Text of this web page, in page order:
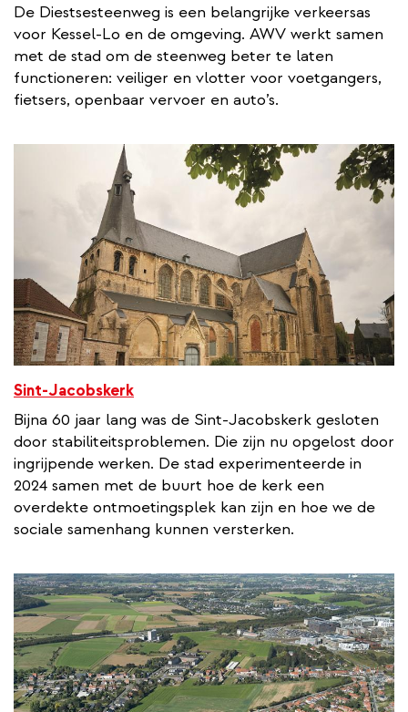
De Diestsesteenweg is een belangrijke verkeersas
voor Kessel-Lo en de omgeving. AWV werkt samen
met de stad om de steenweg beter te laten
functioneren: veiliger en vlotter voor voetgangers,
fietsers, openbaar vervoer en auto’s.
Sint-Jacobskerk
Bijna 60 jaar lang was de Sint-Jacobskerk gesloten
door stabiliteitsproblemen. Die zijn nu opgelost door
ingrijpende werken. De stad experimenteerde in
2024 samen met de buurt hoe de kerk een
overdekte ontmoetingsplek kan zijn en hoe we de
sociale samenhang kunnen versterken.